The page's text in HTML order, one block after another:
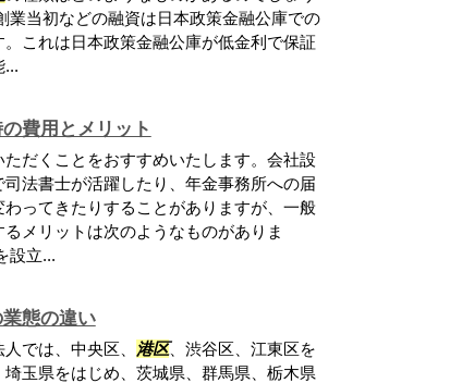
業当初などの融資は日本政策金融公庫での
これは日本政策金融公庫が低金利で保証
...
費用とメリット
ただくことをおすすめいたします。会社設
法書士が活躍したり、年金事務所への届
ってきたりすることがありますが、一般
メリットは次のようなものがありま
設立...
態の違い
人では、中央区、 港区、渋谷区、江東区を
玉県をはじめ、茨城県、群馬県、栃木県